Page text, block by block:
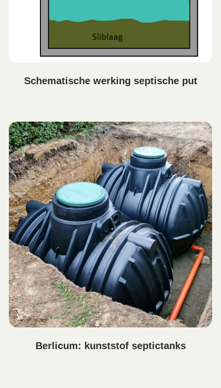
Schematische werking septische put
Berlicum: kunststof septictanks